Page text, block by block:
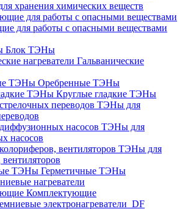
хранения химических веществ
для работы с опасными веществами
Блок ТЭНы
Гальванические
Оребренные ТЭНы
Круглые гладкие ТЭНы
ТЭНы для
ТЭНы для
насосов
ТЭНы для
Герметичные ТЭНы
нагреватели
Комплектующие